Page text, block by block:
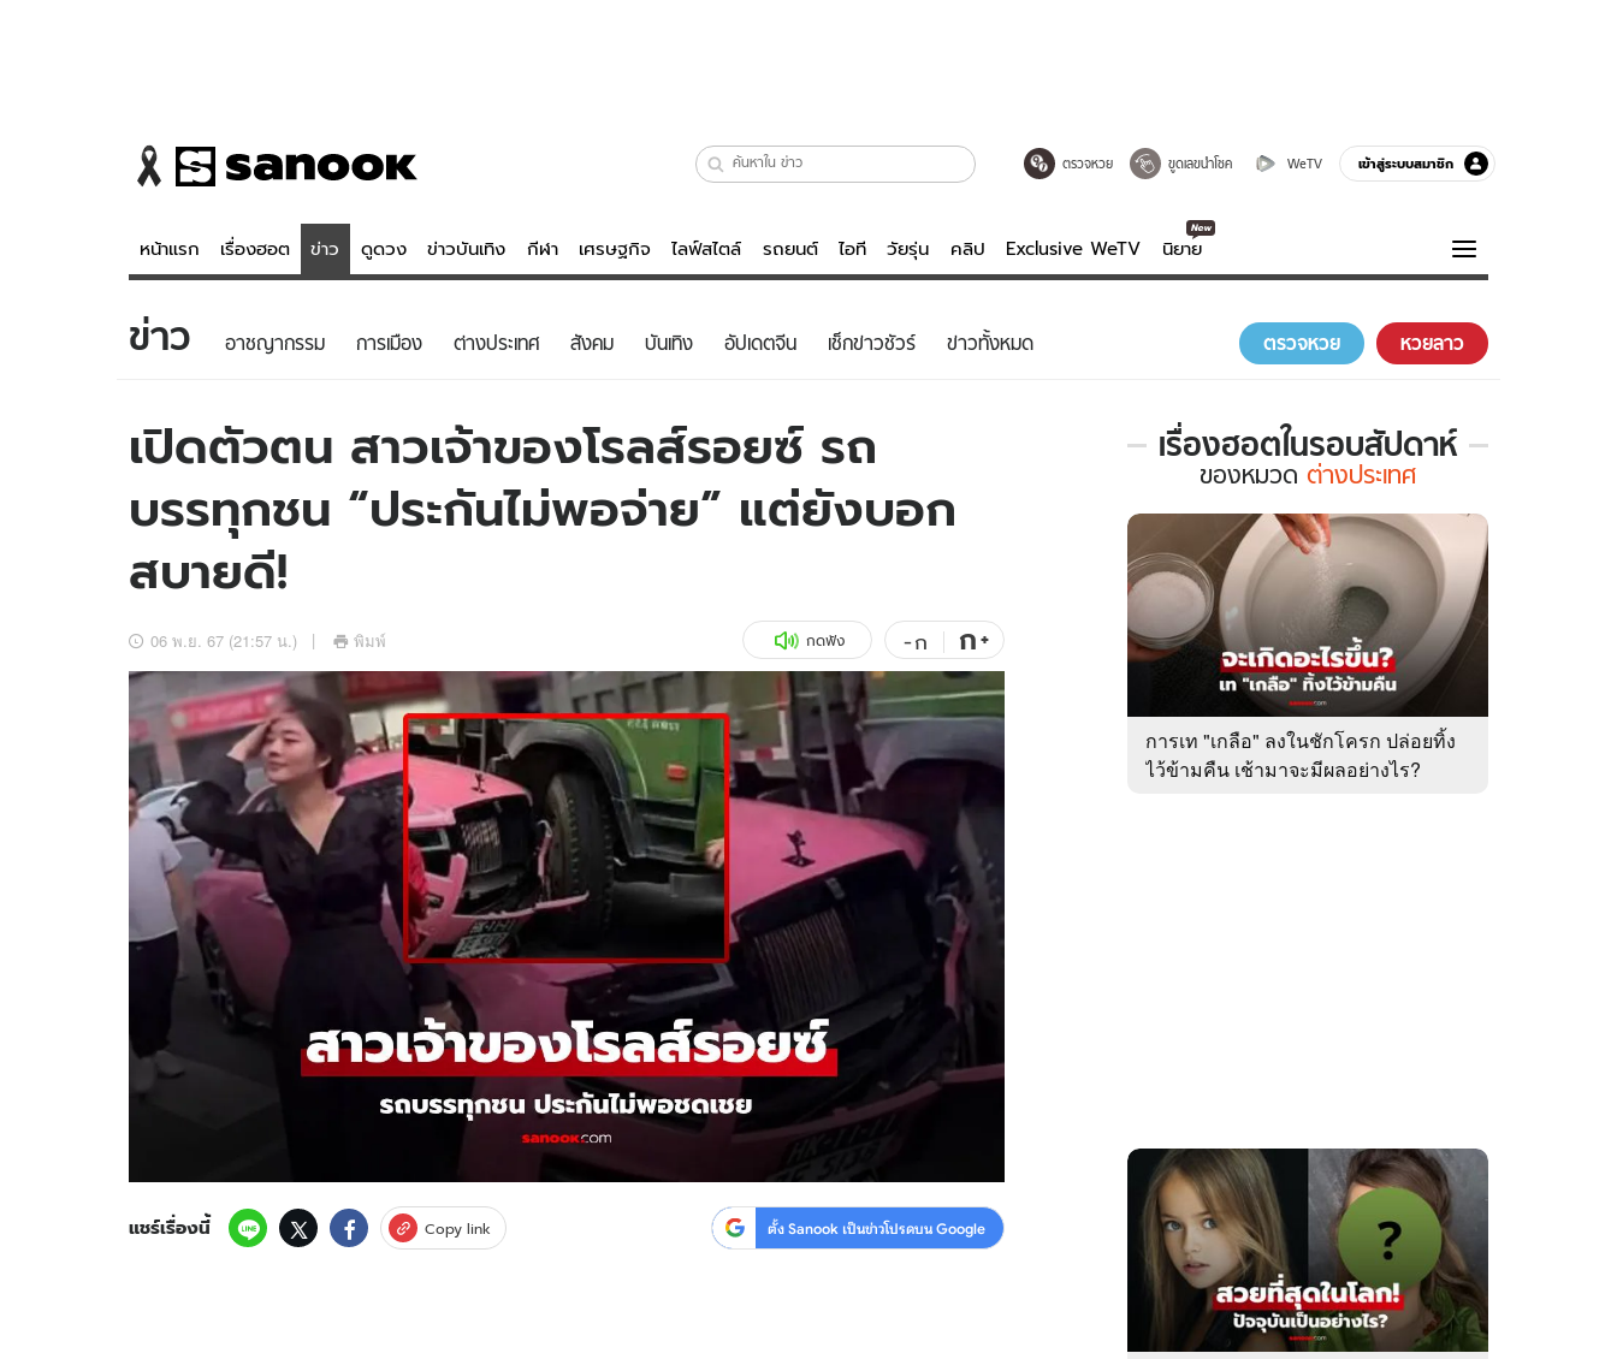
ตรวจหวย ขูดเลขนำโชค WeTV เข้าสู่ระบบสมาชิก
หน้าแรก เรื่องฮอต ข่าว ดูดวง ข่าวบันเทิง กีฬา เศรษฐกิจ ไลฟ์สไตล์ รถยนต์ ไอที วัยรุ่น คลิป Exclusive WeTV นิยาย
ข่าว
ข่าวบันเทิง
ข่าวกีฬา
ข่าวเศรษฐกิจ
อัปเดตจีน
ดูดวง - ตรวจหวย
สถิติหวยไทย
หวยลาว
ไลฟ์สไตล์
วัยรุ่น
ไอที
เที่ยว-กิน
Tasteful Thailand
Sanook Choice
บันเทิงครบรส
WeTV
Exclusive WeTV
นิยาย
ความรู้รอบตัว
ฮาวทู
ดาวน์โหลดสนุกแอปฟรี ติดตามสนุกโซเชียลได้ที่
สงวนลิขสิทธิ์ ©2569บริษัท อิมเมจ ฟิวเจอร์ (ประเทศไทย) จำกัด
ข่าว อาชญากรรม การเมือง ต่างประเทศ สังคม บันเทิง อัปเดตจีน เช็กข่าวชัวร์ ข่าวทั้งหมด ตรวจหวย หวยลาว
เปิดตัวตน สาวเจ้าของโรลส์รอยซ์ รถ
บรรทุกชน “ประกันไม่พอจ่าย” แต่ยังบอก
สบายดี!
06 พ.ย. 67 (21:57 น.) พิมพ์ กดฟัง -ก ก+
แชร์เรื่องนี้ Copy link ตั้ง Sanook เป็นข่าวโปรดบน Google
เรื่องฮอตในรอบสัปดาห์
เรื่อง
ใน
รอบ
สัปดาห์
ของ
ต่าง
ประเทศ
ของหมวด ต่างประเทศ
การเท "เกลือ" ลงในชักโครก ปล่อยทิ้ง
ไว้ข้ามคืน เช้ามาจะมีผลอย่างไร?